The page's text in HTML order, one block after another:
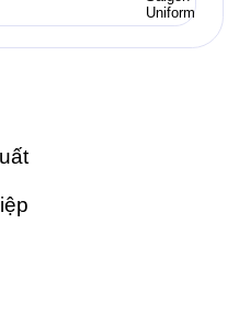
Bộ đồng phục gồm